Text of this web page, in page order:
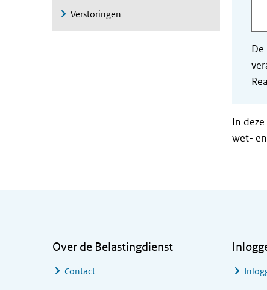
Verstoringen
In
wet-
Over de Belastingdienst
Contact